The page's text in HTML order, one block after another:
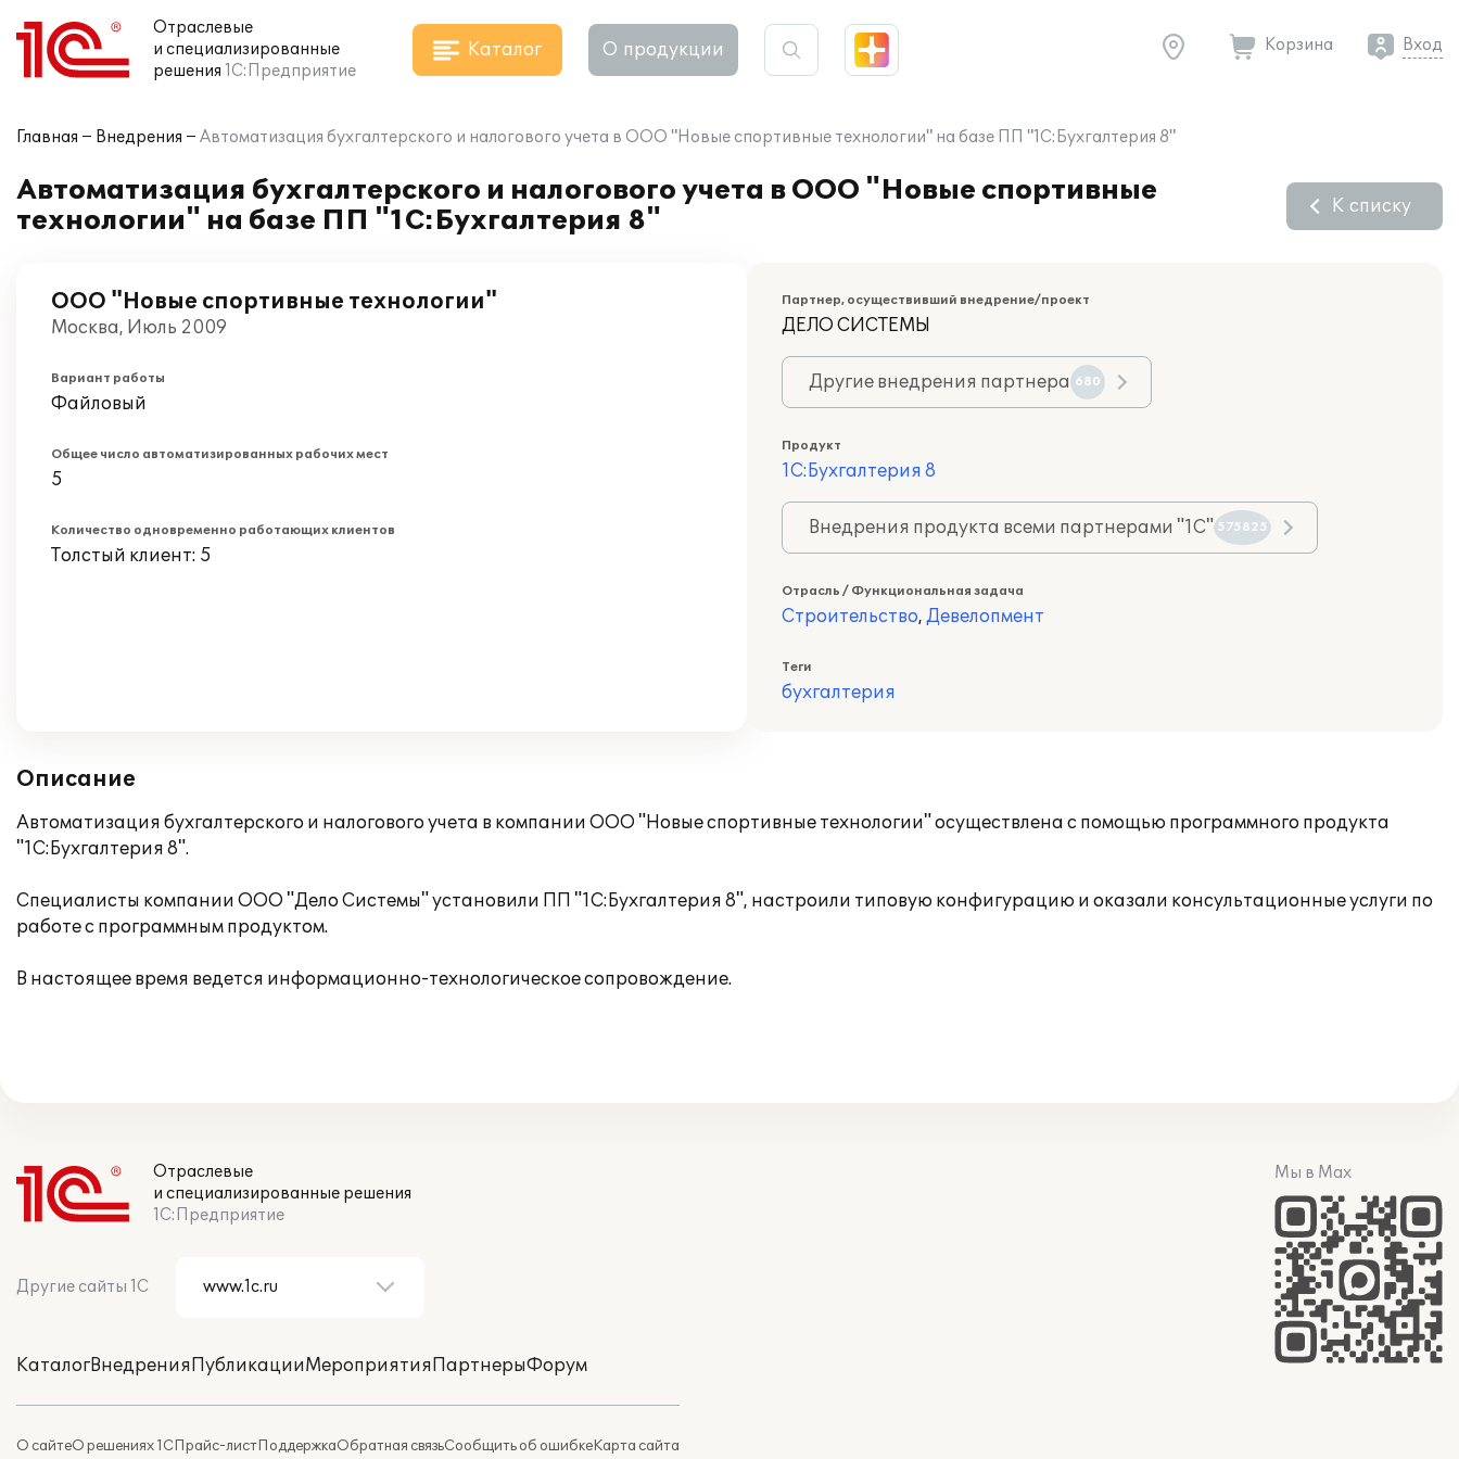
Отраслевые
и специализированные
решения 1С:Предприятие
Каталог О продукции Корзина Вход
Главная Внедрения Автоматизация бухгалтерского и налогового учета в ООО "Новые спортивные технологии" на базе ПП "1С:Бухгалтерия 8"
Автоматизация бухгалтерского и налогового учета в ООО "Новые спортивные
технологии" на базе ПП "1С:Бухгалтерия 8"
К списку
ООО "Новые спортивные технологии"
Москва, Июль 2009
Вариант работы
Файловый
Общее число автоматизированных рабочих мест
5
Количество одновременно работающих клиентов
Толстый клиент: 5
Партнер, осуществивший внедрение/проект
ДЕЛО СИСТЕМЫ
Другие внедрения партнера 680
Продукт
1С:Бухгалтерия 8
Внедрения продукта всеми партнерами "1С" 575825
Отрасль / Функциональная задача
Строительство, Девелопмент
Теги
бухгалтерия
Описание
Автоматизация бухгалтерского и налогового учета в компании ООО "Новые спортивные технологии" осуществлена с помощью программного продукта
"1С:Бухгалтерия 8".
Специалисты компании ООО "Дело Системы" установили ПП "1С:Бухгалтерия 8", настроили типовую конфигурацию и оказали консультационные услуги по
работе с программным продуктом.
В настоящее время ведется информационно-технологическое сопровождение.
Отраслевые
и специализированные решения
1С:Предприятие
Другие сайты 1С
КаталогВнедренияПубликацииМероприятияПартнерыФорум
О сайтеО решениях 1СПрайс-листПоддержкаОбратная связьСообщить об ошибкеКарта сайта
Мы в Max